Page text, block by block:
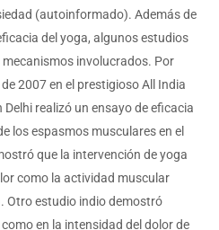
(autoinformado). Además de
del yoga, algunos estudios
involucrados. Por
2007 en el prestigioso All India
realizó un ensayo de eficacia
los espasmos musculares en el
que la intervención de yoga
como la actividad muscular
Otro estudio indio demostró
en la intensidad del dolor de